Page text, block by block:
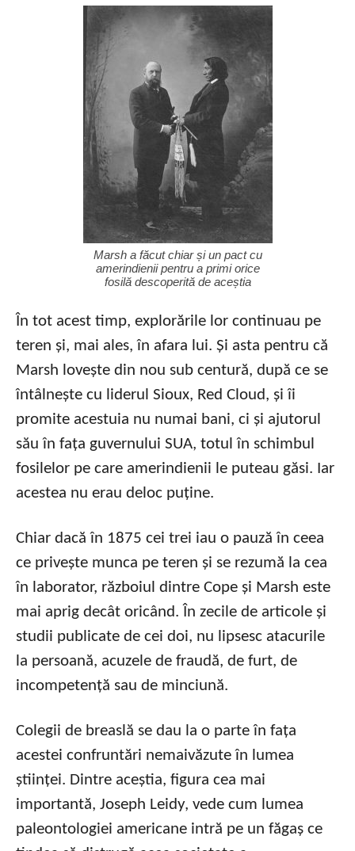
Marsh a făcut chiar și un pact cu
amerindienii pentru a primi orice
fosilă descoperită de aceștia
În tot acest timp, explorările lor continuau pe
teren și, mai ales, în afara lui. Și asta pentru că
Marsh lovește din nou sub centură, după ce se
întâlnește cu liderul Sioux, Red Cloud, și îi
promite acestuia nu numai bani, ci și ajutorul
său în fața guvernului SUA, totul în schimbul
fosilelor pe care amerindienii le puteau găsi. Iar
acestea nu erau deloc puține.
Chiar dacă în 1875 cei trei iau o pauză în ceea
ce privește munca pe teren și se rezumă la cea
în laborator, războiul dintre Cope și Marsh este
mai aprig decât oricând. În zecile de articole și
studii publicate de cei doi, nu lipsesc atacurile
la persoană, acuzele de fraudă, de furt, de
incompetență sau de minciună.
Colegii de breaslă se dau la o parte în fața
acestei confruntări nemaivăzute în lumea
științei. Dintre aceștia, figura cea mai
importantă, Joseph Leidy, vede cum lumea
paleontologiei americane intră pe un făgaș ce